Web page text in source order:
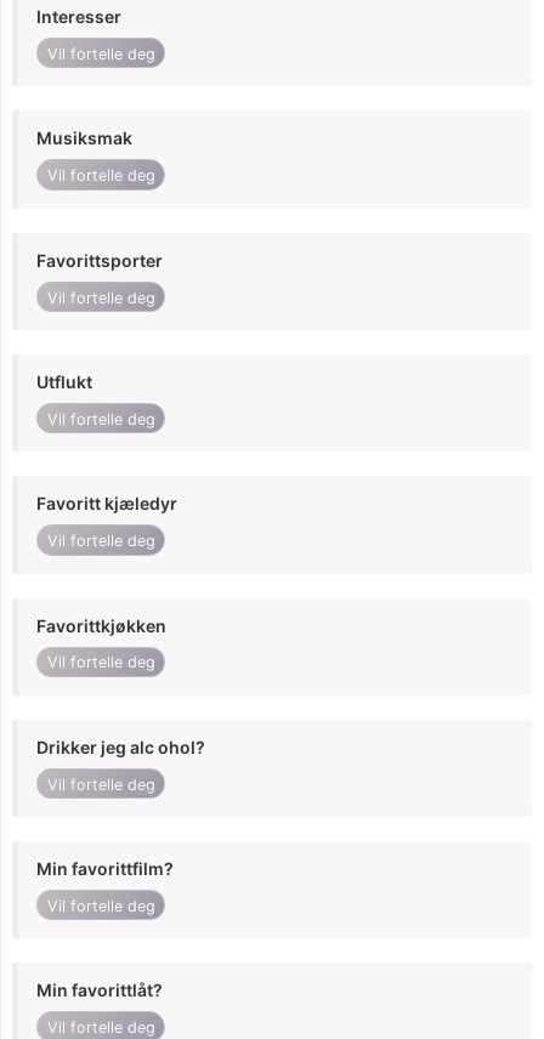
Interesser
Vil fortelle deg
Musiksmak
Vil fortelle deg
Favorittsporter
Vil fortelle deg
Utflukt
Vil fortelle deg
Favoritt kjæledyr
Vil fortelle deg
Favorittkjøkken
Vil fortelle deg
Drikker jeg alc ohol?
Vil fortelle deg
Min favorittfilm?
Vil fortelle deg
Min favorittlåt?
Vil fortelle deg